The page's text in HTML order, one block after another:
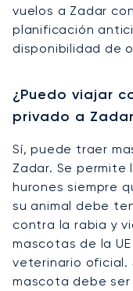
vuelos a Zadar
planificación
disponibilidad de
¿Puedo viajar
privado a
Sí, puede traer
Zadar. Se
hurones siempre
su animal debe
contra la rabia y
mascotas de la
veterinario oficial.
mascota debe